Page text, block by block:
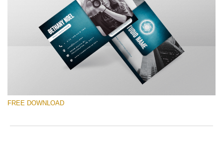
Free Template #20
Photography Flyer Template
Descarga gratis
FREE DOWNLOAD